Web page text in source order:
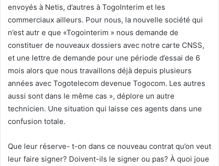
envoyés à Netis, d’autres à TogoInterim et les
commerciaux ailleurs. Pour nous, la nouvelle société qui
n’est autr e que «Togointerim » nous demande de
constituer de nouveaux dossiers avec notre carte CNSS,
et une lettre de demande pour une période d’essai de 6
mois alors que nous travaillons déjà depuis plusieurs
années avec Togotelecom devenue Togocom. Les autres
aussi sont dans le même cas », déplore un autre
technicien. Une situation qui laisse ces agents dans une
confusion totale.
Que leur réserve- t-on dans ce nouveau contrat qu’on veut
leur faire signer? Doivent-ils le signer ou pas? À quoi joue